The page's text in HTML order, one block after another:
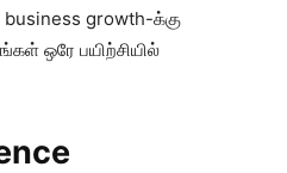
growth-க்கு
ஒரே பயிற்சியில்